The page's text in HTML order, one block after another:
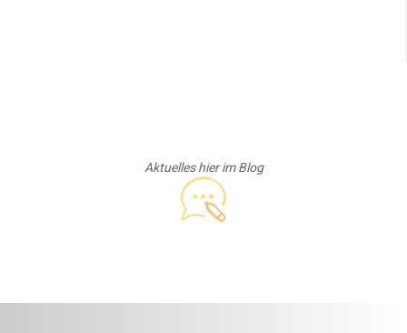
Aktuelles hier im Blog